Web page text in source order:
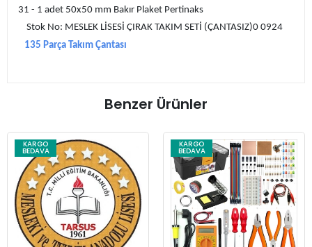
31 - 1 adet 50x50 mm Bakır Plaket Pertinaks
Stok No: MESLEK LİSESİ ÇIRAK TAKIM SETİ (ÇANTASIZ)0 0924
135 Parça Takım Çantası
Benzer Ürünler
KARGO
BEDAVA
KARGO
BEDAVA